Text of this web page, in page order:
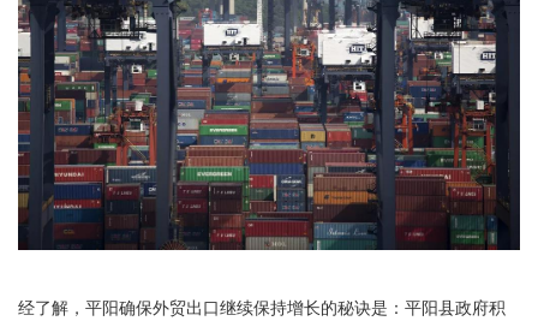
经了解，平阳确保外贸出口继续保持增长的秘诀是：平阳县政府积